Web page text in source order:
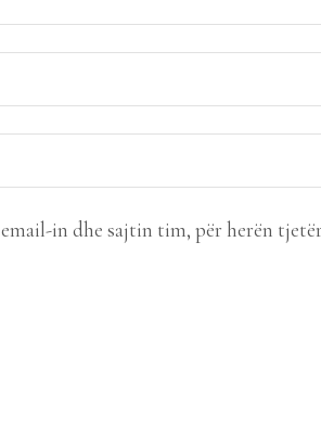
in dhe sajtin tim, për herën